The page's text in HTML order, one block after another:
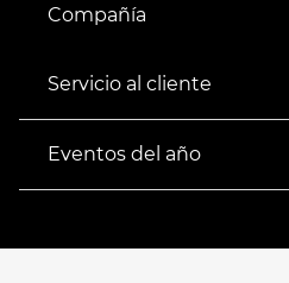
Compañía
Empresa Socialmente
Servicio al cliente
Facturación
Devoluciones
Eventos del año
Buen Fin